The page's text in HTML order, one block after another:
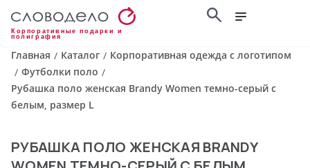
Корпоративные подарки и
полиграфия
Главная / Каталог / Корпоративная одежда с логотипом
/ Футболки поло /
Рубашка поло женская Brandy Women темно-серый с
белым, размер L
РУБАШКА ПОЛО ЖЕНСКАЯ BRANDY